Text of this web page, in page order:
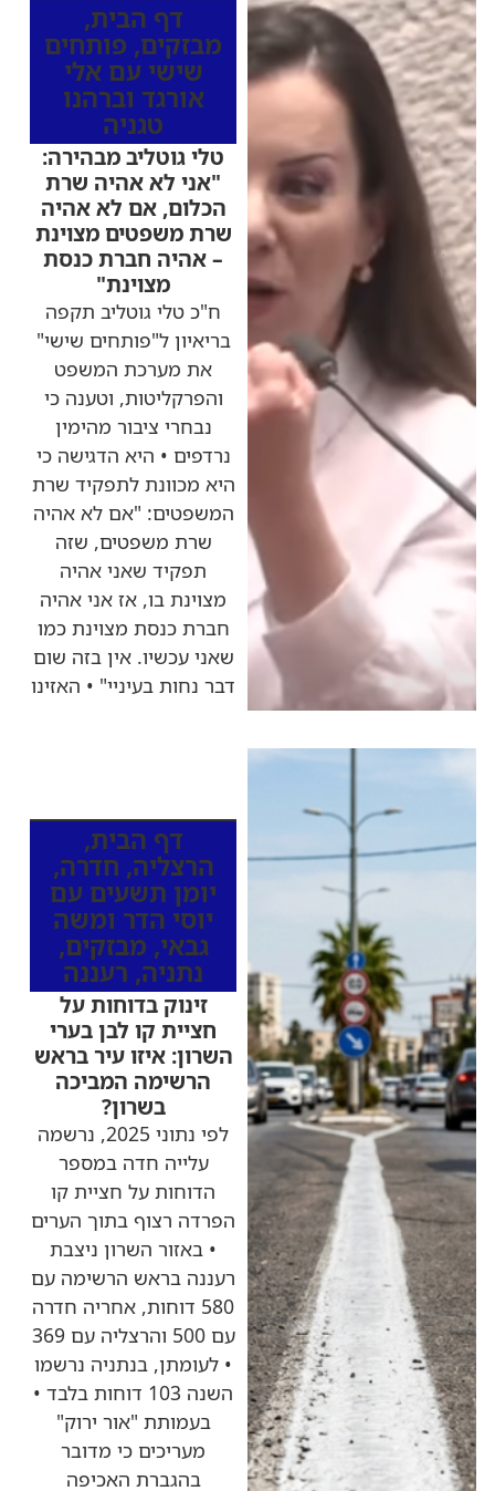
דף הבית,
מבזקים, פותחים
שישי עם אלי
אורגד וברהנו
טגניה
טלי גוטליב מבהירה:
"אני לא אהיה שרת
הכלום, אם לא אהיה
שרת משפטים מצוינת
– אהיה חברת כנסת
מצוינת"
ח"כ טלי גוטליב תקפה
בריאיון ל"פותחים שישי"
את מערכת המשפט
והפרקליטות, וטענה כי
נבחרי ציבור מהימין
נרדפים • היא הדגישה כי
היא מכוונת לתפקיד שרת
המשפטים: "אם לא אהיה
שרת משפטים, שזה
תפקיד שאני אהיה
מצוינת בו, אז אני אהיה
חברת כנסת מצוינת כמו
שאני עכשיו. אין בזה שום
דבר נחות בעיניי" • האזינו
דף הבית,
הרצליה, חדרה,
יומן תשעים עם
יוסי הדר ומשה
גבאי, מבזקים,
נתניה, רעננה
זינוק בדוחות על
חציית קו לבן בערי
השרון: איזו עיר בראש
הרשימה המביכה
בשרון?
לפי נתוני 2025, נרשמה
עלייה חדה במספר
הדוחות על חציית קו
הפרדה רצוף בתוך הערים
• באזור השרון ניצבת
רעננה בראש הרשימה עם
580 דוחות, אחריה חדרה
עם 500 והרצליה עם 369
• לעומתן, בנתניה נרשמו
השנה 103 דוחות בלבד •
בעמותת "אור ירוק"
מעריכים כי מדובר
בהגברת האכיפה